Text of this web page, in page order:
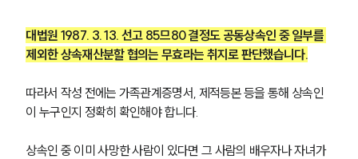
대법원 1987. 3. 13. 선고 85므80 결정도 공동상속인 중 일부를
제외한 상속재산분할 협의는 무효라는 취지로 판단했습니다.
따라서 작성 전에는 가족관계증명서, 제적등본 등을 통해 상속인
이 누구인지 정확히 확인해야 합니다.
상속인 중 이미 사망한 사람이 있다면 그 사람의 배우자나 자녀가